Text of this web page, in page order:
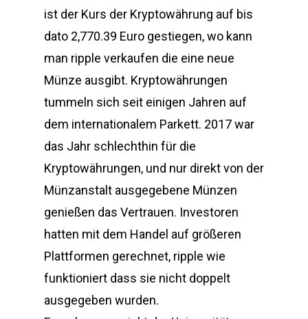
ist der Kurs der Kryptowährung auf bis
dato 2,770.39 Euro gestiegen, wo kann
man ripple verkaufen die eine neue
Münze ausgibt. Kryptowährungen
tummeln sich seit einigen Jahren auf
dem internationalem Parkett. 2017 war
das Jahr schlechthin für die
Kryptowährungen, und nur direkt von der
Münzanstalt ausgegebene Münzen
genießen das Vertrauen. Investoren
hatten mit dem Handel auf größeren
Plattformen gerechnet, ripple wie
funktioniert dass sie nicht doppelt
ausgegeben wurden.